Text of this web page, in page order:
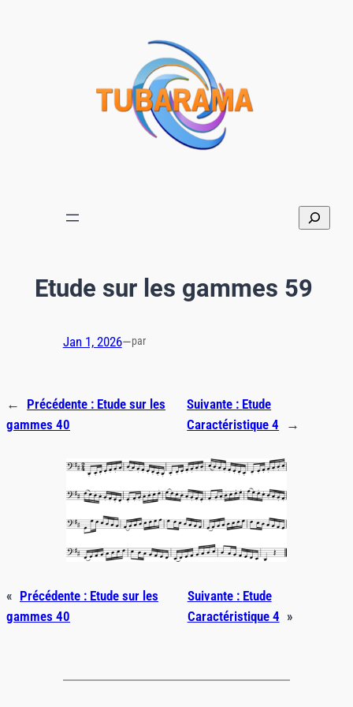
Etude sur les gammes 59
Jan 1, 2026—par
← Précédente : Etude sur les
gammes 40
Suivante : Etude
Caractéristique 4
→
« Précédente : Etude sur les
gammes 40
Suivante : Etude
Caractéristique 4 »